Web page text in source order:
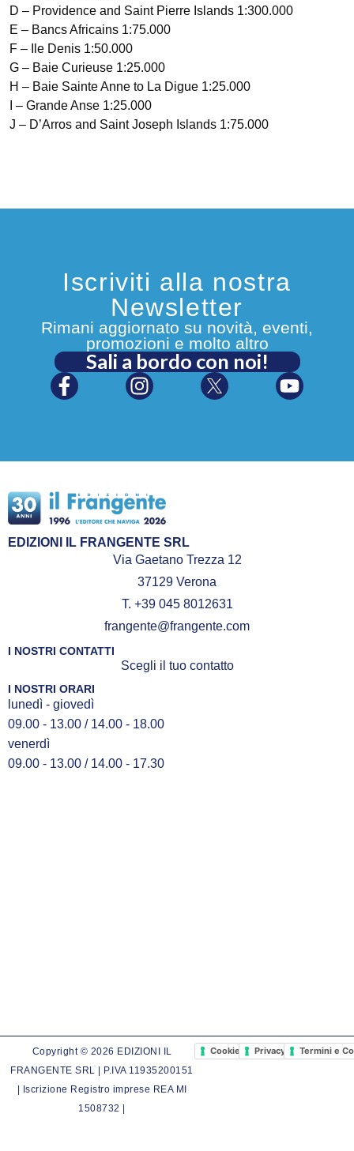
D – Providence and Saint Pierre Islands 1:300.000
E – Bancs Africains 1:75.000
F – Ile Denis 1:50.000
G – Baie Curieuse 1:25.000
H – Baie Sainte Anne to La Digue 1:25.000
I – Grande Anse 1:25.000
J – D’Arros and Saint Joseph Islands 1:75.000
Iscriviti alla nostra
Newsletter
Rimani aggiornato su novità, eventi,
promozioni e molto altro
Sali a bordo con noi!
EDIZIONI IL FRANGENTE SRL
Via Gaetano Trezza 12
37129 Verona
T. +39 045 8012631
frangente@frangente.com
I NOSTRI CONTATTI
Scegli il tuo contatto
I NOSTRI ORARI
lunedì - giovedì
09.00 - 13.00 / 14.00 - 18.00
venerdì
09.00 - 13.00 / 14.00 - 17.30
Copyright © 2026 EDIZIONI IL
FRANGENTE SRL | P.IVA 11935200151
| Iscrizione Registro imprese REA MI
1508732 |
Cookie PolicyPrivacy PolicyTermini e